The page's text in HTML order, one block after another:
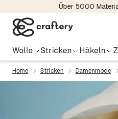
Über 5000
Wolle Stricken Häkeln
Home Stricken Damenmode